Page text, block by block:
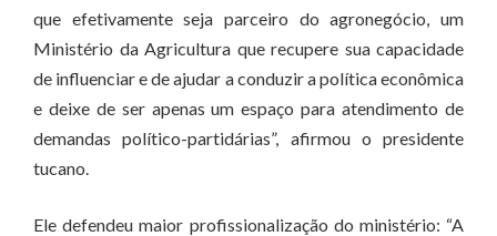
que efetivamente seja parceiro do agronegócio, um
Ministério da Agricultura que recupere sua capacidade
de influenciar e de ajudar a conduzir a política econômica
e deixe de ser apenas um espaço para atendimento de
demandas político-partidárias”, afirmou o presidente
tucano.
Ele defendeu maior profissionalização do ministério: “A